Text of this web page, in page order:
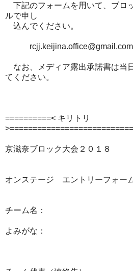
下記のフォームを用いて、ブロ
ルで申し
込んでください。
rcjj.keijina.office@gmail.com
なお、メディア露出承諾書は当
てください。
==========< キリトリ
京滋奈ブロック大会２０１８
オンステージ エントリーフォー
チーム名：
よみがな：